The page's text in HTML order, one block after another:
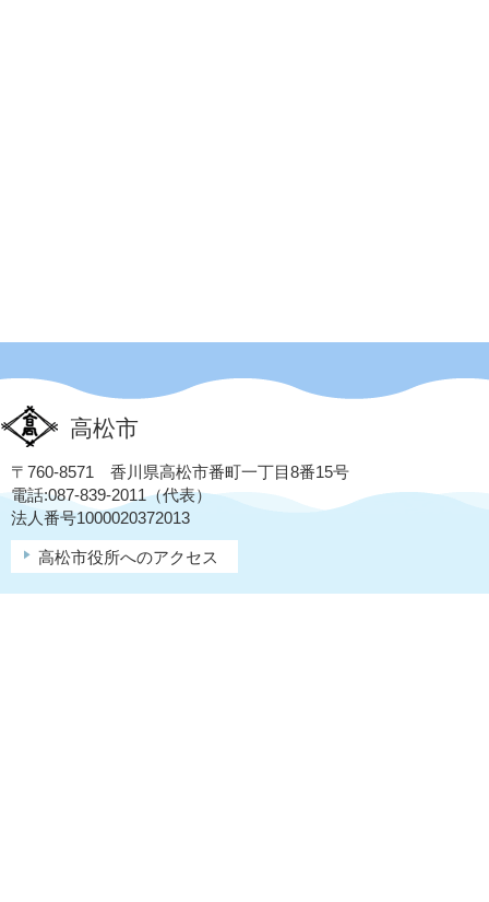
高松市
〒760-8571 香川県高松市番町一丁目8番15号
電話:087-839-2011（代表）
法人番号1000020372013
高松市役所へのアクセス